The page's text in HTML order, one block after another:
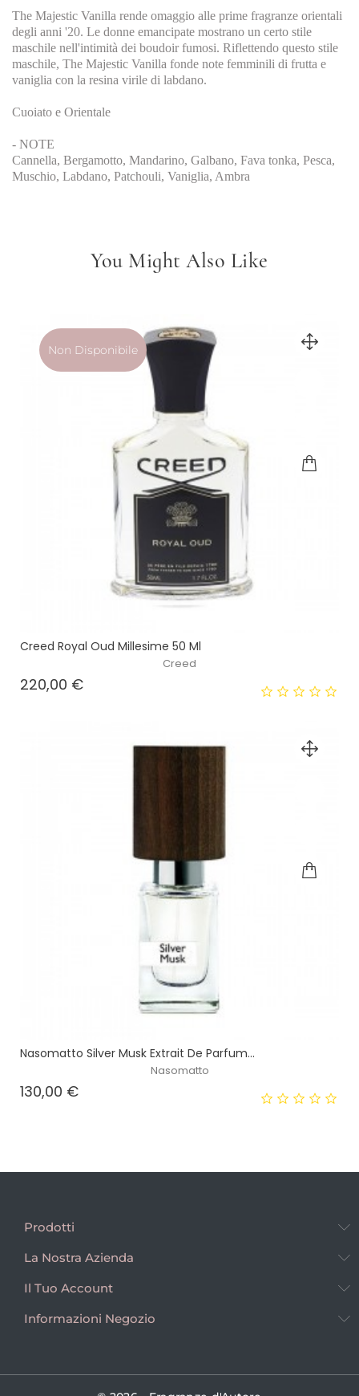
The Majestic Vanilla rende omaggio alle prime fragranze orientali
degli anni '20. Le donne emancipate mostrano un certo stile
maschile nell'intimità dei boudoir fumosi. Riflettendo questo stile
maschile, The Majestic Vanilla fonde note femminili di frutta e
vaniglia con la resina virile di labdano.
Cuoiato e Orientale
- NOTE
Cannella, Bergamotto, Mandarino, Galbano, Fava tonka, Pesca,
Muschio, Labdano, Patchouli, Vaniglia, Ambra
You Might Also Like
Non Disponibile
Creed Royal Oud Millesime 50 Ml
Creed
220,00 €Prezzo
Nasomatto Silver Musk Extrait De Parfum...
Nasomatto
130,00 €Prezzo
Prodotti
La Nostra Azienda
Il Tuo Account
Informazioni Negozio